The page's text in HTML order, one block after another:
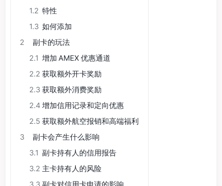
1.2 特性
1.3 如何添加
2
副卡的玩法
2.1 增加 AMEX 优惠通道
2.2 获取额外开卡奖励
2.3 获取额外消费奖励
2.4 增加信用记录和定向优惠
2.5 获取额外航空报销和高端福利
3
副卡会产生什么影响
3.1 副卡持有人的信用报告
3.2 主卡持有人的风险